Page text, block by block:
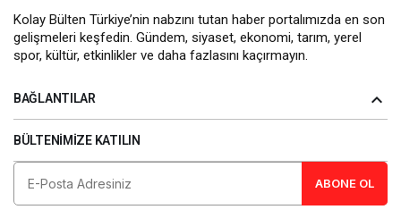
Kolay Bülten Türkiye’nin nabzını tutan haber portalımızda en son
gelişmeleri keşfedin. Gündem, siyaset, ekonomi, tarım, yerel
spor, kültür, etkinlikler ve daha fazlasını kaçırmayın.
BAĞLANTILAR
BÜLTENIMIZE KATILIN
ABONE OL